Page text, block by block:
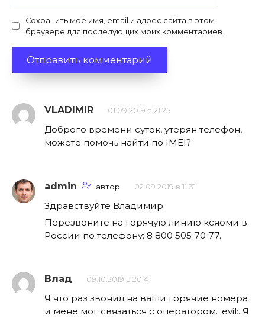
Сохранить моё имя, email и адрес сайта в этом
браузере для последующих моих комментариев.
VLADIMIR 01.09.2019 в 21:25
Доброго времени суток, утерян телефон,
можете помочь найти по IMEI?
admin автор 02.09.2019 в 11:31
Здравствуйте Владимир.
Перезвоните на горячую линию ксяоми в
России по телефону: 8 800 505 70 77.
Влад 09.10.2019 в 20:41
Я что раз звонил на ваши горячие номера
и мене мог связаться с оператором. :evil:. Я